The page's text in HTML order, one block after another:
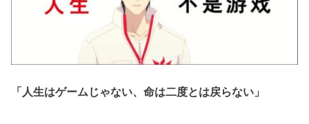
「人生はゲームじゃない、命は二度とは戻らない」